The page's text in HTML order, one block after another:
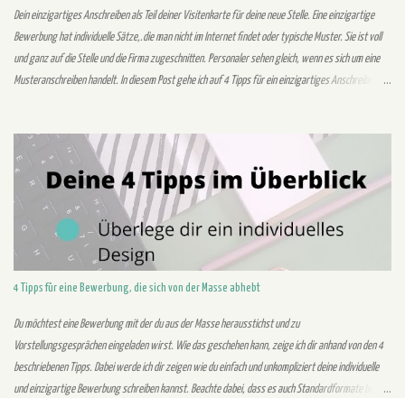
Dein einzigartiges Anschreiben als Teil deiner Visitenkarte für deine neue Stelle. Eine einzigartige
Bewerbung hat individuelle Sätze,.die man nicht im Internet findet oder typische Muster. Sie ist voll
und ganz auf die Stelle und die Firma zugeschnitten. Personaler sehen gleich, wenn es sich um eine
Musteranschreiben handelt. In diesem Post gehe ich auf 4 Tipps für ein einzigartiges Anschreiben
Bewerber ab. Personaler wollen dich durch deine Bewerbung kennenlernen. Das Anschreiben dient
vor allem zur Darstellung deiner Kompetenzen und Stärken. Mit deinen Stärken und Kompetenzen
solltest du in deiner Bewerbung authentisch überzeugen. Du investiert dabei zwar mehr Zeit in dein
Anschreiben, dies signalisiert dem Unternehmen aber dein Interesse. Zudem kannst du dich dem
Unternehmen b...
4 Tipps für eine Bewerbung, die sich von der Masse abhebt
Du möchtest eine Bewerbung mit der du aus der Masse herausstichst und zu
Vorstellungsgesprächen eingeladen wirst. Wie das geschehen kann, zeige ich dir anhand von den 4
beschriebenen Tipps. Dabei werde ich dir zeigen wie du einfach und unkompliziert deine individuelle
und einzigartige Bewerbung schreiben kannst. Beachte dabei, dass es auch Standardformate bei